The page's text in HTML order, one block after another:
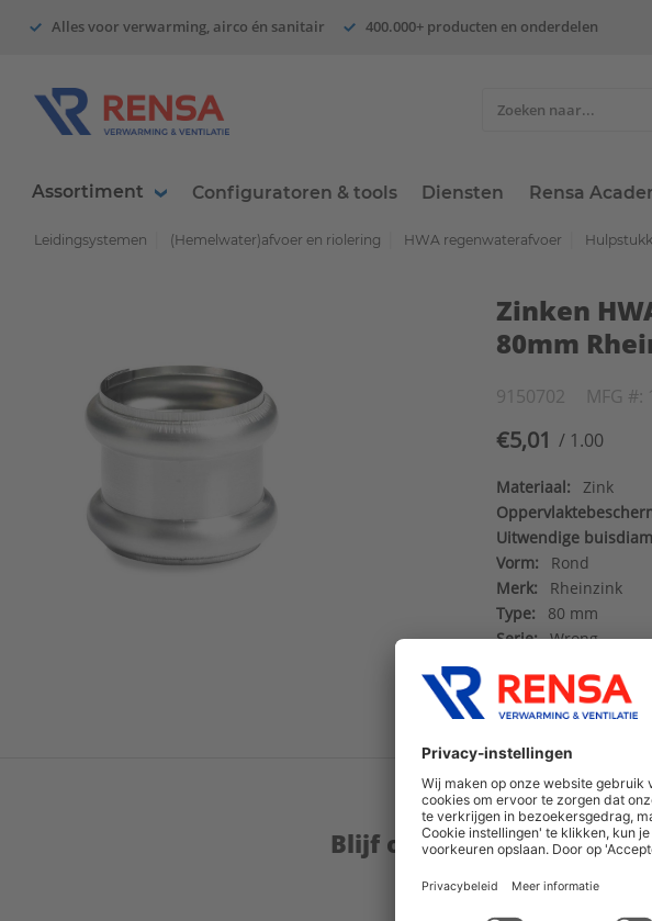
Alles voor verwarming, airco én sanitair 400.000+ producten en onderdelen
Assortiment Configuratoren & tools Diensten Rensa
Leidingsystemen (Hemelwater)afvoer en riolering HWA regenwaterafvoer
Zinken
80mm
9150702 MFG #:
€5,01 / 1.00
Materiaal:
Zink
Uitwendige
Vorm:
Rond
Merk:
Rheinzink
Type:
80 mm
Serie: Wrong
Blijf op de hoogte van